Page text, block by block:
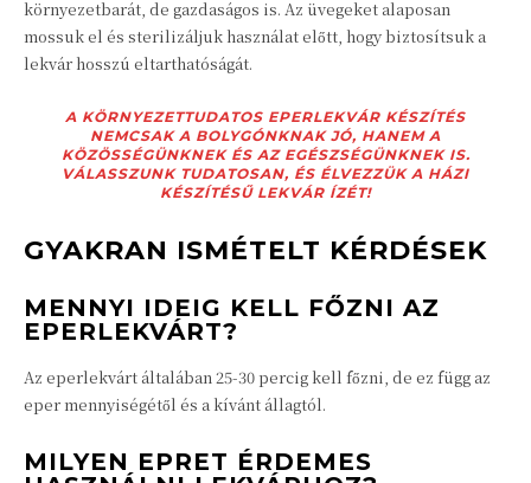
környezetbarát, de gazdaságos is. Az üvegeket alaposan
mossuk el és sterilizáljuk használat előtt, hogy biztosítsuk a
lekvár hosszú eltarthatóságát.
A KÖRNYEZETTUDATOS EPERLEKVÁR KÉSZÍTÉS
NEMCSAK A BOLYGÓNKNAK JÓ, HANEM A
KÖZÖSSÉGÜNKNEK ÉS AZ EGÉSZSÉGÜNKNEK IS.
VÁLASSZUNK TUDATOSAN, ÉS ÉLVEZZÜK A HÁZI
KÉSZÍTÉSŰ LEKVÁR ÍZÉT!
GYAKRAN ISMÉTELT KÉRDÉSEK
MENNYI IDEIG KELL FŐZNI AZ
EPERLEKVÁRT?
Az eperlekvárt általában 25-30 percig kell főzni, de ez függ az
eper mennyiségétől és a kívánt állagtól.
MILYEN EPRET ÉRDEMES